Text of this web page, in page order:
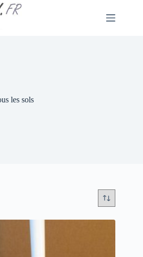
les sols